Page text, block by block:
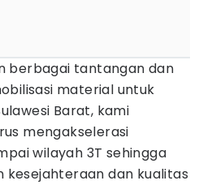
berbagai tantangan dan
material untuk
Barat, kami
mengakselerasi
wilayah 3T sehingga
kesejahteraan dan kualitas